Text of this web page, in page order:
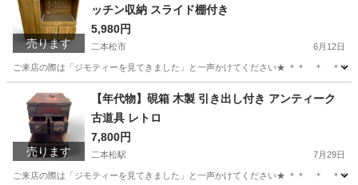
売ります
ッチン収納 スライド棚付き
5,980円
二本松市 6月12日
ご来店の際は「ジモティーを見てきました」と一声かけてください★ ＊＊ ＊ ＊＊
福島 二本松市 収納家具 リユース
売ります
【年代物】硯箱 木製 引き出し付き アンティーク
古道具 レトロ
7,800円
二本松駅 7月29日
ご来店の際は「ジモティーを見てきました」と一声かけてください★ ＊＊ ＊ ＊＊